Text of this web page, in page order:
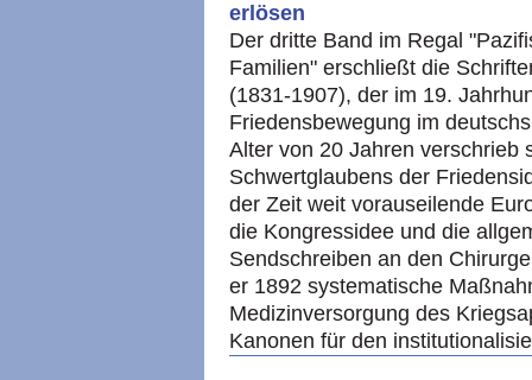
erlösen
Der dritte Band im Regal
Familien" erschließt die
(1831-1907), der im 19.
Friedensbewegung im
Alter von 20 Jahren verschrieb
Schwertglaubens der
der Zeit weit vorauseilende
die Kongressidee und die
Sendschreiben an den
er 1892 systematische
Medizinversorgung des
Kanonen für den